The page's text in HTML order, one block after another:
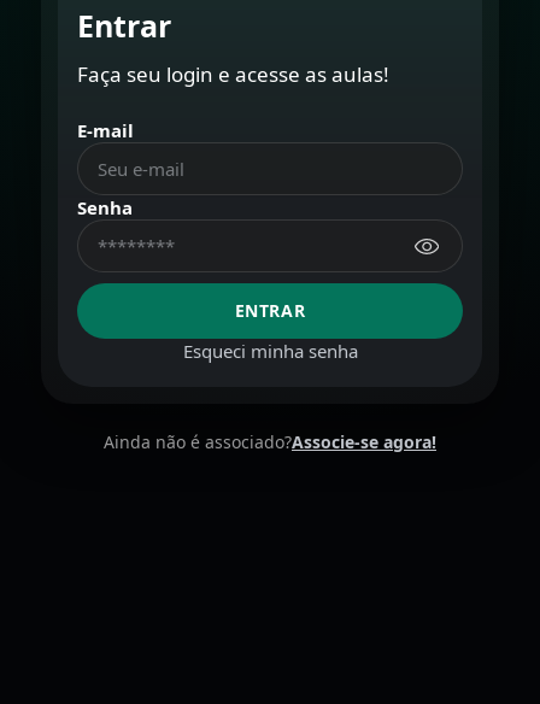
Entrar
Faça seu login e acesse as aulas!
E-mail
Senha
ENTRAR
Esqueci minha senha
Ainda não é associado?Associe-se agora!